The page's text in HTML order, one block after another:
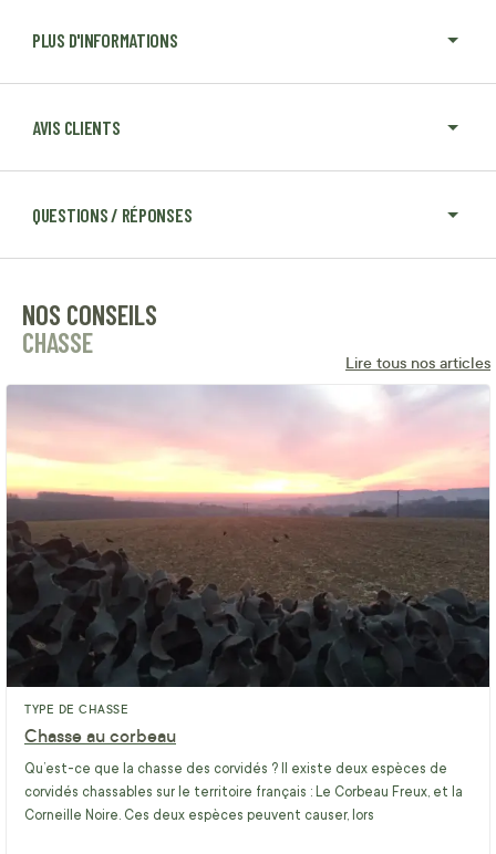
PLUS D'INFORMATIONS
AVIS CLIENTS
QUESTIONS / RÉPONSES
NOS CONSEILS
CHASSE
Lire tous nos articles
TYPE DE CHASSE
Chasse au corbeau
Qu’est-ce que la chasse des corvidés ? Il existe deux espèces de
corvidés chassables sur le territoire français : Le Corbeau Freux, et la
Corneille Noire. Ces deux espèces peuvent causer, lors